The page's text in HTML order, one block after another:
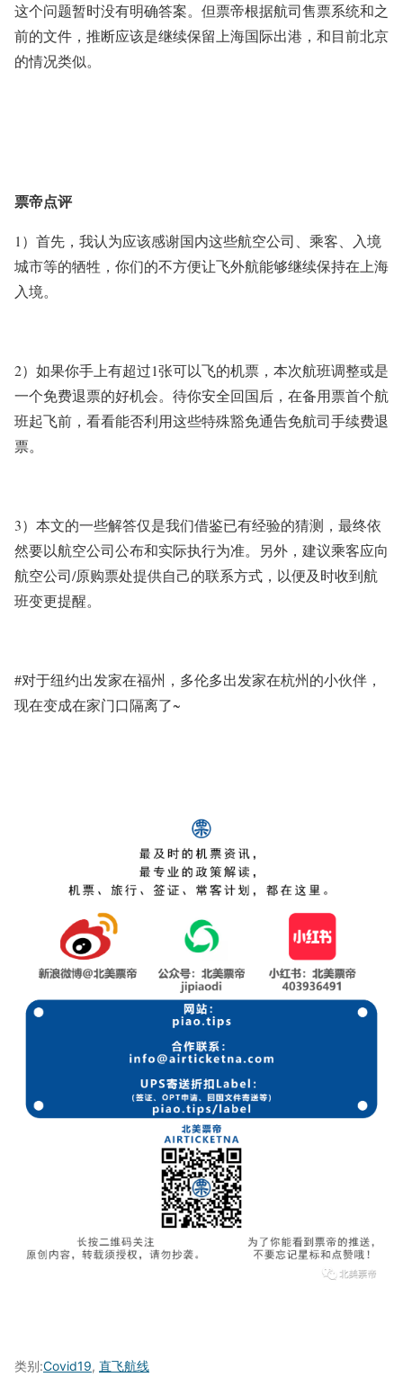
这个问题暂时没有明确答案。但票帝根据航司售票系统和之
前的文件，推断应该是继续保留上海国际出港，和目前北京
的情况类似。
票帝点评
1）首先，我认为应该感谢国内这些航空公司、乘客、入境
城市等的牺牲，你们的不方便让飞外航能够继续保持在上海
入境。
2）如果你手上有超过1张可以飞的机票，本次航班调整或是
一个免费退票的好机会。待你安全回国后，在备用票首个航
班起飞前，看看能否利用这些特殊豁免通告免航司手续费退
票。
3）本文的一些解答仅是我们借鉴已有经验的猜测，最终依
然要以航空公司公布和实际执行为准。另外，建议乘客应向
航空公司/原购票处提供自己的联系方式，以便及时收到航
班变更提醒。
#对于纽约出发家在福州，多伦多出发家在杭州的小伙伴，
现在变成在家门口隔离了~
类别:Covid19, 直飞航线